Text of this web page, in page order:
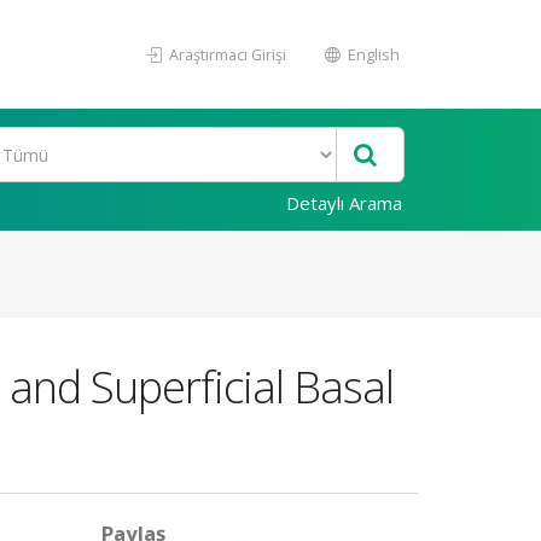
Araştırmacı Girişi English
Detaylı Arama
Superficial Basal
Paylaş